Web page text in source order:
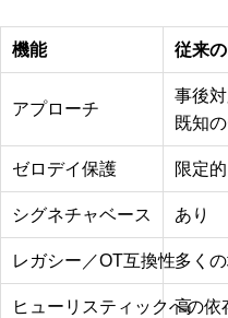
機能 従来
アプローチ
事後対
既知
ゼロデイ保護 限定的
シグネチャベース あり
レガシー／OT互換性多く
ヒューリスティックへの依
高